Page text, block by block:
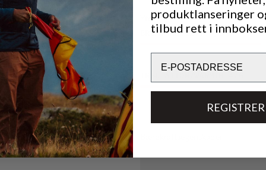
Ytelse
BREATHABILITY 4 /6
produktlanseringer
tilbud rett i